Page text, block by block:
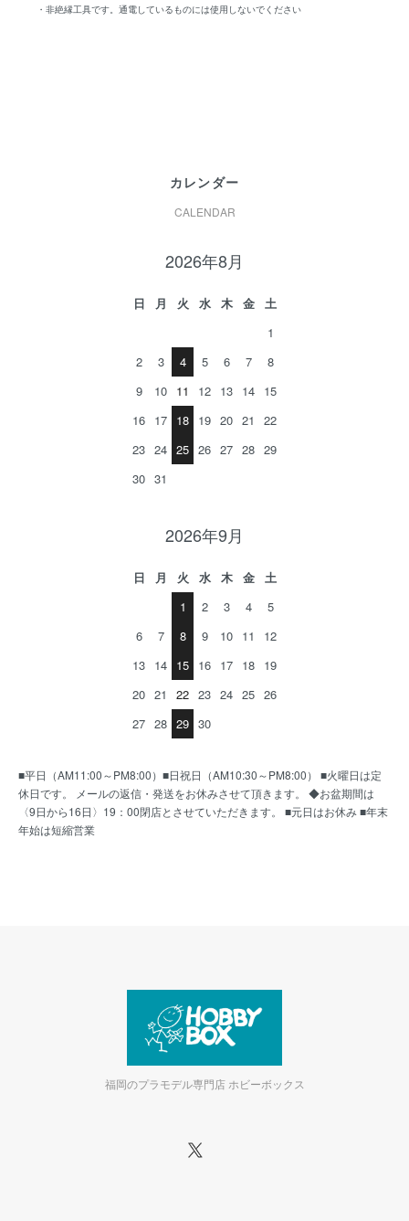
・非絶縁工具です。通電しているものには使用しないでください
カレンダー
CALENDAR
2026年8月
日 月 火 水 木 金
土
1
2
3 4 5 6 7
8
9
10 11 12 13 14 15
16 17 18 19 20 21
22
23 24 25 26 27 28 29
30 31
2026年9月
日 月 火 水 木 金
土
1
2 3 4
5
6
7 8 9 10 11
12
13 14 15 16 17 18 19
20 21 22 23 24 25 26
27 28 29 30
■平日（AM11:00～PM8:00）■日祝日（AM10:30～PM8:00） ■火曜日は定
休日です。 メールの返信・発送をお休みさせて頂きます。 ◆お盆期間は
〈9日から16日〉19：00閉店とさせていただきます。 ■元日はお休み ■年末
年始は短縮営業
福岡のプラモデル専門店 ホビーボックス